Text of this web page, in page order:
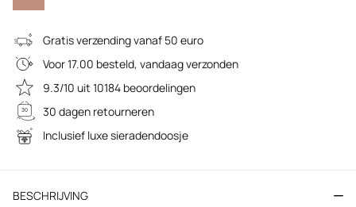
Gratis verzending vanaf 50 euro
Voor 17.00 besteld, vandaag verzonden
9.3/10 uit 10184 beoordelingen
30 dagen retourneren
Inclusief luxe sieradendoosje
BESCHRIJVING